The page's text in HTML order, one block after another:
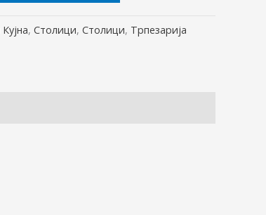
Кујна, Столици, Столици, Трпезарија